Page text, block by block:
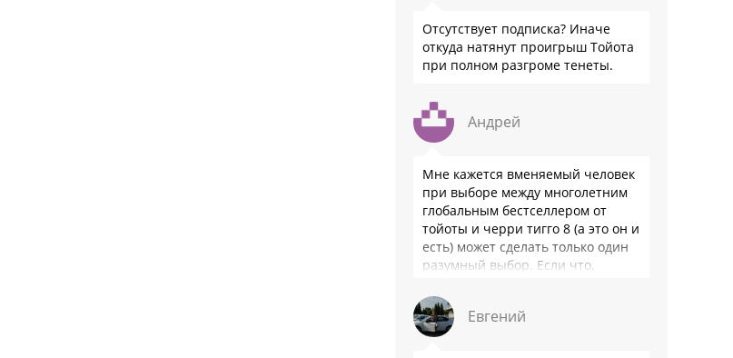
Отсутствует подписка? Иначе
откуда натянут проигрыш Тойота
при полном разгроме тенеты.
Андрей
Мне кажется вменяемый человек
при выборе между многолетним
глобальным бестселлером от
тойоты и черри тигго 8 (а это он и
есть) может сделать только один
разумный выбор. Если что,
Евгений